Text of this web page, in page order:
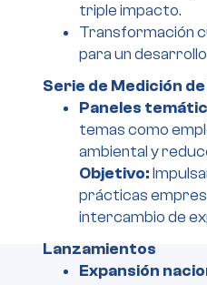
triple impacto.
Transformación
para un
Serie de Medición
Paneles
temas como
ambiental y
Objetivo:
prácticas
intercambio de
Lanzamientos
Expansión